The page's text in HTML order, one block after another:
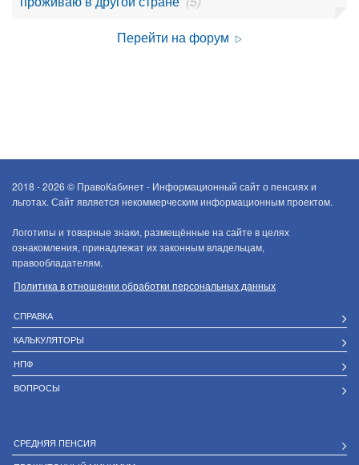
Перейти на форум
2018 - 2026 © ПравоКабинет - Информационный сайт о пенсиях и
льготах. Сайт является некоммерческим информационным проектом.
Логотипы и товарные знаки, размещённые на сайте в целях
ознакомления, принадлежат их законным владельцам,
правообладателям.
Политика в отношении обработки персональных данных
СПРАВКА
КАЛЬКУЛЯТОРЫ
НПФ
ВОПРОСЫ
СРЕДНЯЯ ПЕНСИЯ